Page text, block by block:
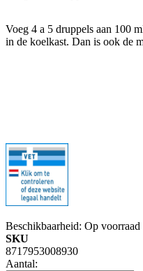
Voeg 4 a 5 druppels aan 100
in de koelkast. Dan is ook de
Beschikbaarheid: Op voorraad
SKU
8717953008930
Aantal: